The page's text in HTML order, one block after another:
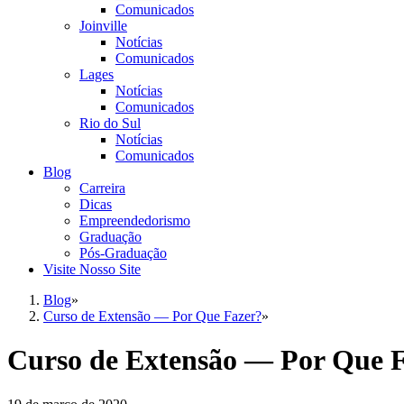
Comunicados
Joinville
Notícias
Comunicados
Lages
Notícias
Comunicados
Rio do Sul
Notícias
Comunicados
Blog
Carreira
Dicas
Empreendedorismo
Graduação
Pós-Graduação
Visite Nosso Site
Blog»
Curso de Extensão — Por Que Fazer?»
Curso de Extensão — Por Que